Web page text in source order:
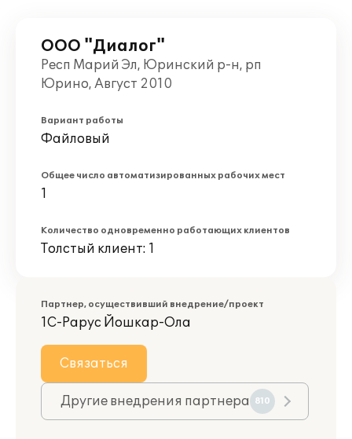
ООО "Диалог"
Респ Марий Эл, Юринский р-н, рп
Юрино, Август 2010
Вариант работы
Файловый
Общее число автоматизированных рабочих мест
1
Количество одновременно работающих клиентов
Толстый клиент: 1
Партнер, осуществивший внедрение/проект
1С-Рарус Йошкар-Ола
Связаться
Другие внедрения партнера 810